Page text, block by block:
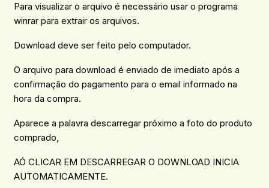
Para visualizar o arquivo é necessário usar o programa
winrar para extrair os arquivos.
Download deve ser feito pelo computador.
O arquivo para download é enviado de imediato após a
confirmação do pagamento para o email informado na
hora da compra.
Aparece a palavra descarregar próximo a foto do produto
comprado,
AÓ CLICAR EM DESCARREGAR O DOWNLOAD INICIA
AUTOMATICAMENTE.